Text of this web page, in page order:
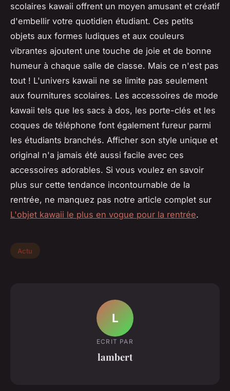
scolaires kawaii offrent un moyen amusant et créatif
d'embellir votre quotidien étudiant. Ces petits
objets aux formes ludiques et aux couleurs
vibrantes ajoutent une touche de joie et de bonne
humeur à chaque salle de classe. Mais ce n'est pas
tout ! L'univers kawaii ne se limite pas seulement
aux fournitures scolaires. Les accessoires de mode
kawaii tels que les sacs à dos, les porte-clés et les
coques de téléphone font également fureur parmi
les étudiants branchés. Afficher son style unique et
original n'a jamais été aussi facile avec ces
accessoires adorables. Si vous voulez en savoir
plus sur cette tendance incontournable de la
rentrée, ne manquez pas notre article complet sur
L'objet kawaii le plus en vogue pour la rentrée.
Actu
L
ECRIT PAR
lambert